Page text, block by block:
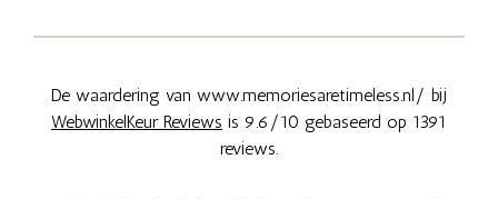
De waardering van www.memoriesaretimeless.nl/ bij
WebwinkelKeur Reviews is 9.6/10 gebaseerd op 1391
reviews.